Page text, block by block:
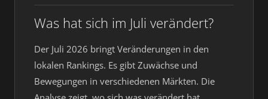
Was hat sich im Juli verändert?
Der Juli 2026 bringt Veränderungen in den
lokalen Rankings. Es gibt Zuwächse und
Bewegungen in verschiedenen Märkten. Die